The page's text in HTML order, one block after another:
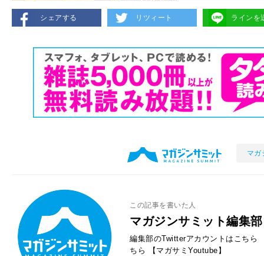
シェアする リツィート ラインを
マガ
この記事を書いた人
マガジンサミット編集部
編集部のTwitterアカウントはこちら
ちら
【マガサミYoutube】